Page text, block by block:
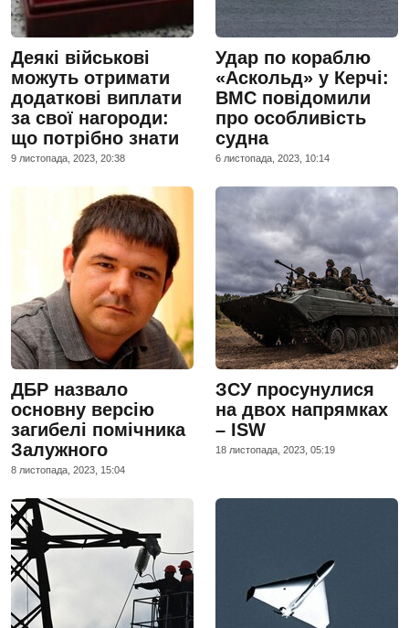
Деякі військові
можуть отримати
додаткові виплати
за свої нагороди:
що потрібно знати
9 листопада, 2023, 20:38
Удар по кораблю
«Аскольд» у Керчі:
ВМС повідомили
про особливість
судна
6 листопада, 2023, 10:14
ДБР назвало
основну версію
загибелі помічника
Залужного
8 листопада, 2023, 15:04
ЗСУ просунулися
на двох напрямках
– ISW
18 листопада, 2023, 05:19